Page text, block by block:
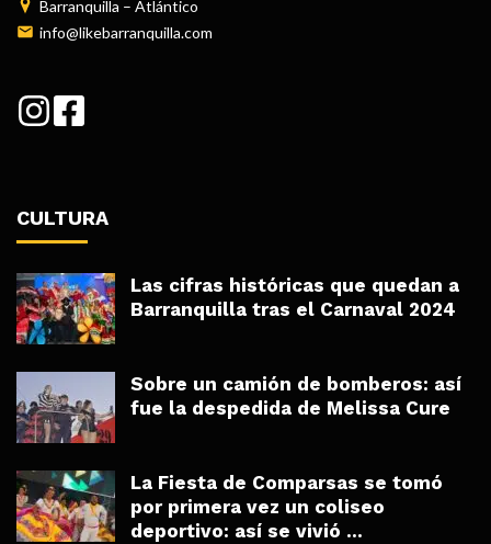
Barranquilla – Atlántico
info@likebarranquilla.com
CULTURA
Las cifras históricas que quedan a
Barranquilla tras el Carnaval 2024
Sobre un camión de bomberos: así
fue la despedida de Melissa Cure
La Fiesta de Comparsas se tomó
por primera vez un coliseo
deportivo: así se vivió ...